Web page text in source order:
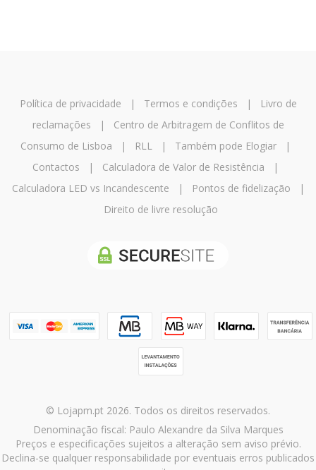
Política de privacidade | Termos e condições |
Livro de
reclamações | Centro de Arbitragem de Conflitos de
Consumo de Lisboa | RLL| Também pode Elogiar|
Contactos | Calculadora de Valor de Resistência |
Calculadora LED vs Incandescente | Pontos de fidelização |
Direito de livre resolução
© Lojapm.pt 2026. Todos os direitos reservados.
Denominação fiscal: Paulo Alexandre da Silva Marques
Preços e especificações sujeitos a alteração sem aviso prévio.
Declina-se qualquer responsabilidade por eventuais erros publicados